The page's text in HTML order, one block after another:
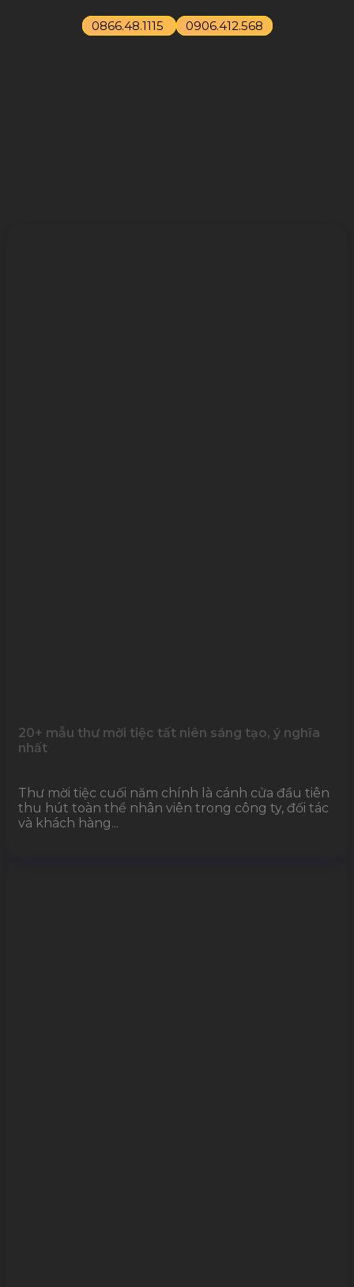
0866.48.1115 0906.412.568
20+ mẫu thư mời tiệc tất niên sáng tạo, ý nghĩa
nhất
Thư mời tiệc cuối năm chính là cánh cửa đầu tiên
thu hút toàn thể nhân viên trong công ty, đối tác
và khách hàng...